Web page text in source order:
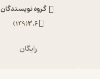
گروه نویسندگان
3.6
(
149
)
رایگان